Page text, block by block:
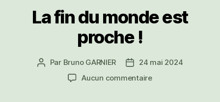
La fin du monde est
proche !
Auteur
Par Bruno GARNIER
Date24 mai 2024
Aucun commentairesur